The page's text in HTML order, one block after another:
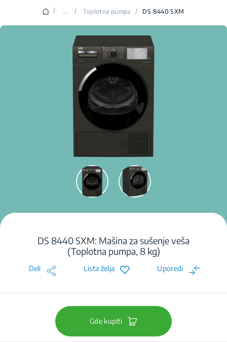
/ ... / Toplotna pumpa / DS 8440 SXM
DS 8440 SXM: Mašina za sušenje veša
(Toplotna pumpa, 8 kg)
Deli Lista želja Uporedi
Gde kupiti